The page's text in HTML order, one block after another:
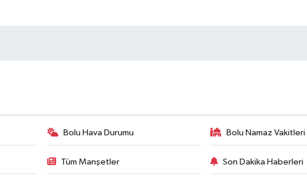
Bolu Hava Durumu Bolu Namaz Vakitleri
Tüm Manşetler Son Dakika Haberleri